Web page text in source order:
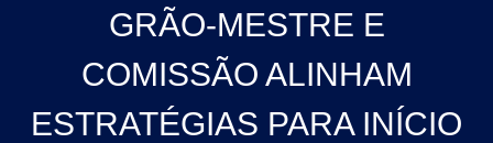
GRÃO-MESTRE E
COMISSÃO ALINHAM
ESTRATÉGIAS PARA INÍCIO